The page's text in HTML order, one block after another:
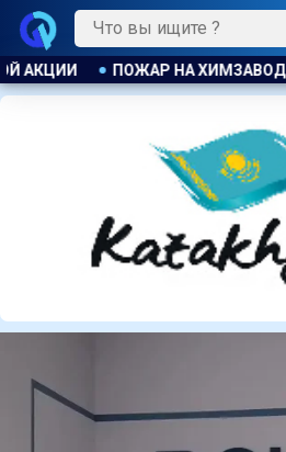
КИТАЕ, ЭВАКУИРОВАЛИ БОЛЕЕ